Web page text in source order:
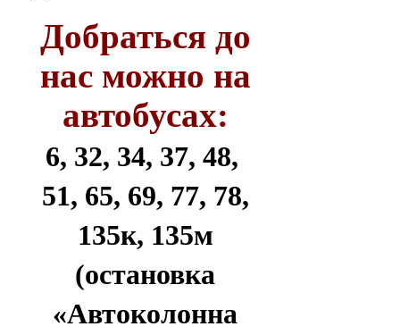
Добраться до
нас можно на
автобусах:
6, 32, 34, 37, 48,
51, 65, 69, 77, 78,
135к, 135м
(остановка
«Автоколонна